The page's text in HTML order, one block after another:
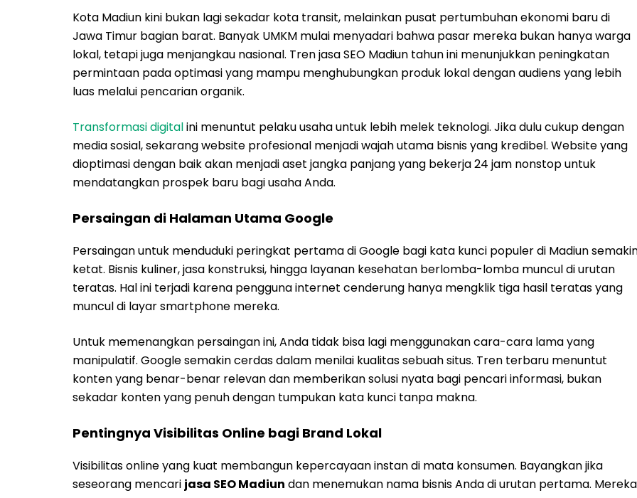
Kota Madiun kini bukan lagi sekadar kota transit, melainkan pusat pertumbuhan ekonomi baru di
Jawa Timur bagian barat. Banyak UMKM mulai menyadari bahwa pasar mereka bukan hanya warga
lokal, tetapi juga menjangkau nasional. Tren jasa SEO Madiun tahun ini menunjukkan peningkatan
permintaan pada optimasi yang mampu menghubungkan produk lokal dengan audiens yang lebih
luas melalui pencarian organik.
Transformasi digitalini menuntut pelaku usaha untuk lebih melek teknologi. Jika dulu cukup dengan
media sosial, sekarang website profesional menjadi wajah utama bisnis yang kredibel. Website yang
dioptimasi dengan baik akan menjadi aset jangka panjang yang bekerja 24 jam nonstop untuk
mendatangkan prospek baru bagi usaha Anda.
Persaingan di Halaman Utama Google
Persaingan untuk menduduki peringkat pertama di Google bagi kata kunci populer di Madiun
ketat. Bisnis kuliner, jasa konstruksi, hingga layanan kesehatan berlomba-lomba muncul di urutan
teratas. Hal ini terjadi karena pengguna internet cenderung hanya mengklik tiga hasil teratas yang
muncul di layar smartphone mereka.
Untuk memenangkan persaingan ini, Anda tidak bisa lagi menggunakan cara-cara lama yang
manipulatif. Google semakin cerdas dalam menilai kualitas sebuah situs. Tren terbaru menuntut
konten yang benar-benar relevan dan memberikan solusi nyata bagi pencari informasi, bukan
sekadar konten yang penuh dengan tumpukan kata kunci tanpa makna.
Pentingnya Visibilitas Online bagi Brand Lokal
Visibilitas online yang kuat membangun kepercayaan instan di mata konsumen. Bayangkan jika
seseorang mencari jasa SEO Madiun dan menemukan nama bisnis Anda di urutan pertama. Mereka